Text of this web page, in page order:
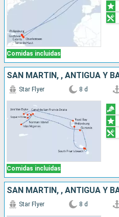
Comidas incluidas
Comidas incluidas
Star Flyer 8 d
Star Flyer 8 d